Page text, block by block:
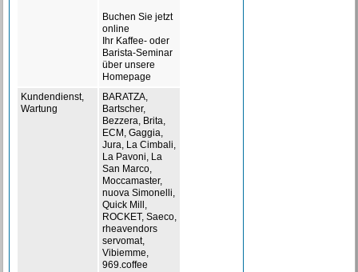
Buchen Sie jetzt
online
Ihr Kaffee- oder
Barista-Seminar
über unsere
Homepage
Kundendienst,
Wartung
BARATZA,
Bartscher,
Bezzera, Brita,
ECM, Gaggia,
Jura, La Cimbali,
La Pavoni, La
San Marco,
Moccamaster,
nuova Simonelli,
Quick Mill,
ROCKET, Saeco,
rheavendors
servomat,
Vibiemme,
969.coffee